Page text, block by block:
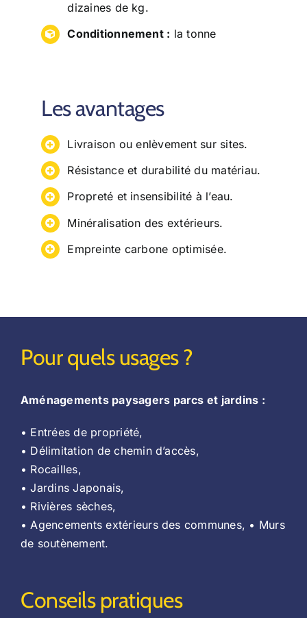
dizaines de kg.
Conditionnement : la tonne
Les avantages
Livraison ou enlèvement sur sites.
Résistance et durabilité du matériau.
Propreté et insensibilité à l’eau.
Minéralisation des extérieurs.
Empreinte carbone optimisée.
Pour quels usages ?
Aménagements paysagers parcs et jardins :
• Entrées de propriété,
• Délimitation de chemin d’accès,
• Rocailles,
• Jardins Japonais,
• Rivières sèches,
• Agencements extérieurs des communes, • Murs
de soutènement.
Conseils pratiques